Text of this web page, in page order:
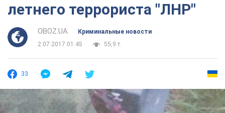
летнего террориста "ЛНР"
OBOZ.UA
Криминальные новости
2.07.2017 01:45
55,9 т.
33